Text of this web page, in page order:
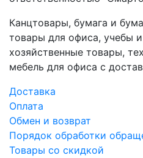
Канцтовары, бумага и
товары для офиса, учебы
хозяйственные товары,
мебель для офиса с
Доставка
Оплата
Обмен и возврат
Порядок обработки
Товары со скидкой